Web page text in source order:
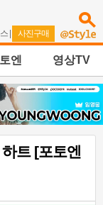
| 사진구매
엔 영상TV
트 [포토엔